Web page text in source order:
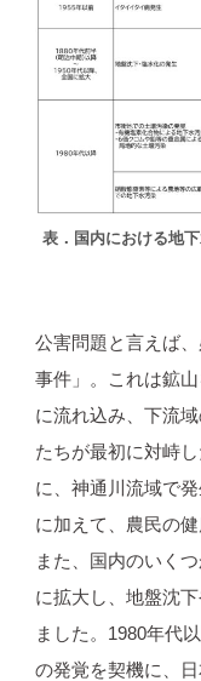
表．国内における地
公害問題と言えば
事件」。これは鉱
に流れ込み、下流
たちが最初に対峙
に、神通川流域で
に加えて、農民の
また、国内のいく
に拡大し、地盤沈
ました。1980年代
の発覚を契機に、